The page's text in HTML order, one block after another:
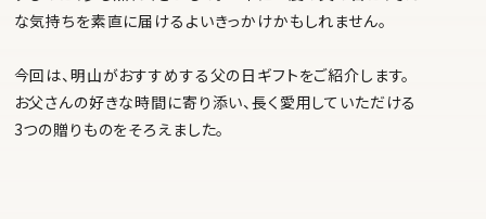
な気持ちを素直に届けるよいきっかけかもしれません。
今回は、明山がおすすめする父の日ギフトをご紹介します。
お父さんの好きな時間に寄り添い、長く愛用していただける
3つの贈りものをそろえました。